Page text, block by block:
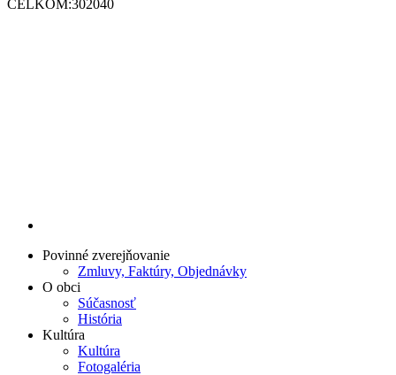
CELKOM:302040
Povinné zverejňovanie
Zmluvy, Faktúry, Objednávky
O obci
Súčasnosť
História
Kultúra
Kultúra
Fotogaléria